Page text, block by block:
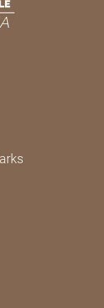
profile
YouTube profile
Twitter
Romagna